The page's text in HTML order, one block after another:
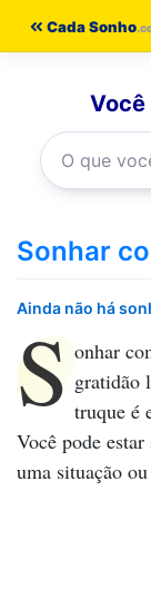
Cada Sonho
Você
Sonhar
Ainda não há
S onhar
gratidão
truque é
Você pode
uma situação